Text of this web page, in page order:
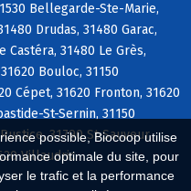
possible, Biocoop utilise
optimale du site, pour
le trafic et la performance
Bellegarde-Ste-Marie,
Drudas, 31480 Garac,
Castéra, 31480 Le Grès,
Bouloc, 31150
Cépet, 31620 Fronton, 31620
St-Sernin, 31150
31790 St-Sauveur,
Villaudric